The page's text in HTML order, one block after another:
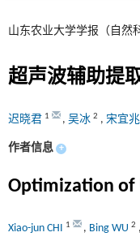
山东农业大学学报（自然
超声波辅助提
迟晓君 1 , 吴冰 2 , 宋宜兆
作者信息 +
Optimization of
Xiao-jun CHI 1 , Bing WU 2 ,